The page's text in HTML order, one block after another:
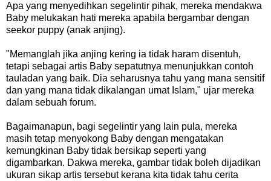
Apa yang menyedihkan segelintir pihak, mereka mendakwa
Baby melukakan hati mereka apabila bergambar dengan
seekor puppy (anak anjing).
"Memanglah jika anjing kering ia tidak haram disentuh,
tetapi sebagai artis Baby sepatutnya menunjukkan contoh
tauladan yang baik. Dia seharusnya tahu yang mana sensitif
dan yang mana tidak dikalangan umat Islam," ujar mereka
dalam sebuah forum.
Bagaimanapun, bagi segelintir yang lain pula, mereka
masih tetap menyokong Baby dengan mengatakan
kemungkinan Baby tidak bersikap seperti yang
digambarkan. Dakwa mereka, gambar tidak boleh dijadikan
ukuran sikap artis tersebut kerana kita tidak tahu cerita